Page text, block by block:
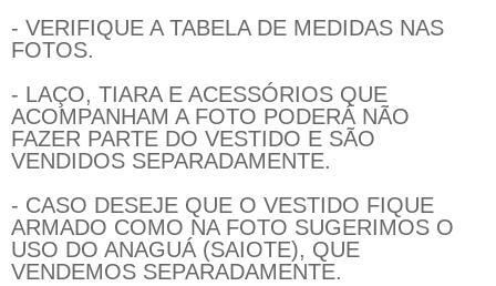
- VERIFIQUE A TABELA DE MEDIDAS NAS
FOTOS.
- LAÇO, TIARA E ACESSÓRIOS QUE
ACOMPANHAM A FOTO PODERÁ NÃO
FAZER PARTE DO VESTIDO E SÃO
VENDIDOS SEPARADAMENTE.
- CASO DESEJE QUE O VESTIDO FIQUE
ARMADO COMO NA FOTO SUGERIMOS O
USO DO ANAGUÁ (SAIOTE), QUE
VENDEMOS SEPARADAMENTE.